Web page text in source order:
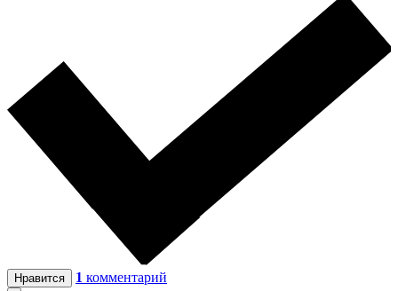
Нравится 1 комментарий